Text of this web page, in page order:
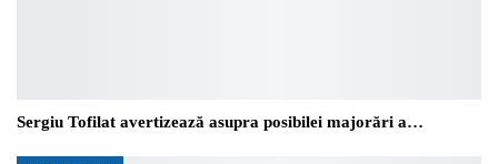
Sergiu Tofilat avertizează asupra posibilei majorări a…